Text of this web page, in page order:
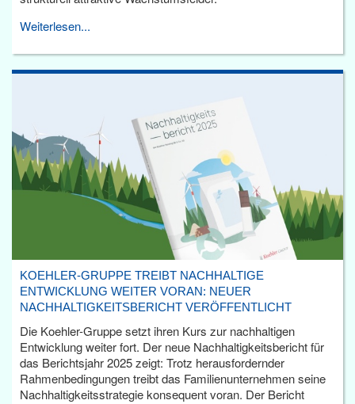
Weiterlesen...
KOEHLER-GRUPPE TREIBT NACHHALTIGE
ENTWICKLUNG WEITER VORAN: NEUER
NACHHALTIGKEITSBERICHT VERÖFFENTLICHT
Die Koehler-Gruppe setzt ihren Kurs zur nachhaltigen
Entwicklung weiter fort. Der neue Nachhaltigkeitsbericht für
das Berichtsjahr 2025 zeigt: Trotz herausfordernder
Rahmenbedingungen treibt das Familienunternehmen seine
Nachhaltigkeitsstrategie konsequent voran. Der Bericht